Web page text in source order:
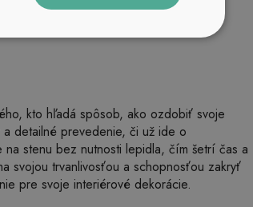
kto hľadá spôsob, ako ozdobiť svoje
a detailné prevedenie, či už ide o
na stenu bez nutnosti lepidla, čím šetrí čas a
svojou trvanlivosťou a schopnosťou zakryť
pre svoje interiérové dekorácie.